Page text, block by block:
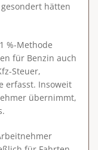
hätten
%-Methode
für Benzin auch
Steuer,
erfasst. Insoweit
übernimmt,